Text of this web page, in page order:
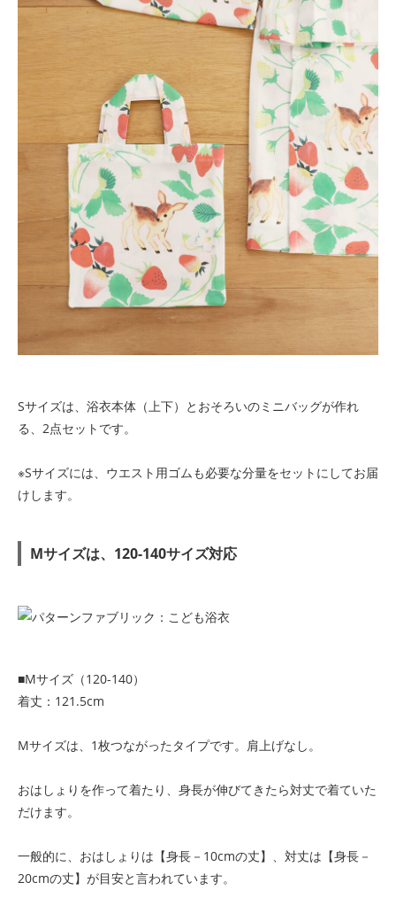
Sサイズは、浴衣本体（上下）とおそろいのミニバッグが作れ
る、2点セットです。
※Sサイズには、ウエスト用ゴムも必要な分量をセットにしてお届
けします。
Mサイズは、120-140サイズ対応
■Mサイズ（120-140）
着丈：121.5cm
Mサイズは、1枚つながったタイプです。肩上げなし。
おはしょりを作って着たり、身長が伸びてきたら対丈で着ていた
だけます。
一般的に、おはしょりは【身長－10cmの丈】、対丈は【身長－
20cmの丈】が目安と言われています。